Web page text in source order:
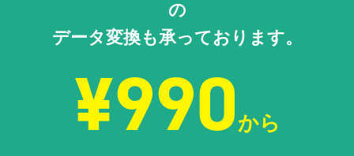
の
データ変換も承っております。
¥990から